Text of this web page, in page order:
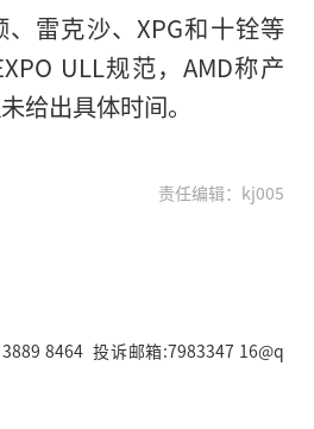
雷克沙、XPG和十铨等
ULL规范，AMD称产
给出具体时间。
责任编辑：kj005
8464 投诉邮箱:7983347 16@q